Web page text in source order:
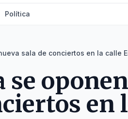
Política
sala de conciertos en la calle
se
en